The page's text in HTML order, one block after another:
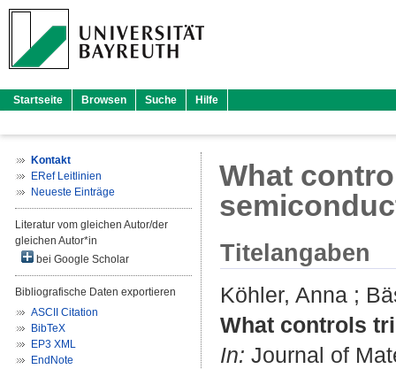
Startseite Browsen Suche Hilfe
Kontakt
ERef Leitlinien
Neueste Einträge
Literatur vom gleichen Autor/der
gleichen Autor*in
bei Google Scholar
Bibliografische Daten exportieren
ASCII Citation
BibTeX
EP3 XML
EndNote
What
Titelangaben
Köhler, Anna ;
What controls
In: Journal of